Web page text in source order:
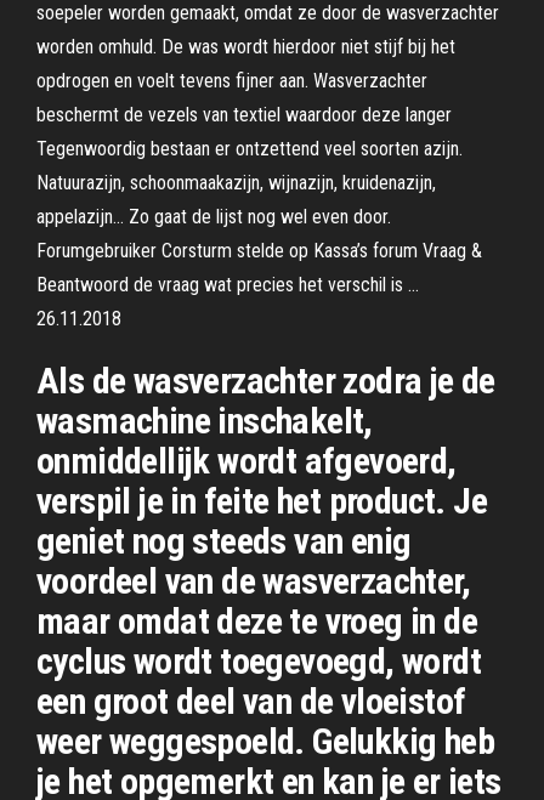
soepeler worden gemaakt, omdat ze door de wasverzachter
worden omhuld. De was wordt hierdoor niet stijf bij het
opdrogen en voelt tevens fijner aan. Wasverzachter
beschermt de vezels van textiel waardoor deze langer
Tegenwoordig bestaan er ontzettend veel soorten azijn.
Natuurazijn, schoonmaakazijn, wijnazijn, kruidenazijn,
appelazijn… Zo gaat de lijst nog wel even door.
Forumgebruiker Corsturm stelde op Kassa’s forum Vraag &
Beantwoord de vraag wat precies het verschil is …
26.11.2018
Als de wasverzachter zodra je de
wasmachine inschakelt,
onmiddellijk wordt afgevoerd,
verspil je in feite het product. Je
geniet nog steeds van enig
voordeel van de wasverzachter,
maar omdat deze te vroeg in de
cyclus wordt toegevoegd, wordt
een groot deel van de vloeistof
weer weggespoeld. Gelukkig heb
je het opgemerkt en kan je er iets